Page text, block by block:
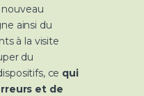
ainsi du
à la visite
du
ce qui
et de